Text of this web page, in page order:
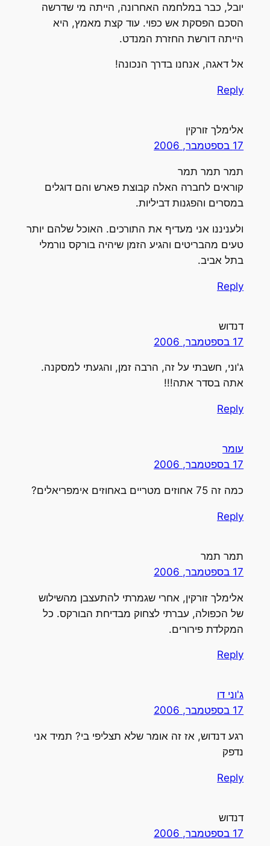
יובל, כבר במלחמה האחרונה, הייתה מי שדרשה
הסכם הפסקת אש כפוי. עוד קצת מאמץ, היא
הייתה דורשת החזרת המנדט.
אל דאגה, אנחנו בדרך הנכונה!
Reply
אלימלך זורקין
17 בספטמבר, 2006
תמר תמר תמר
קוראים לחברה האלה קבוצת פארש והם דוגלים
במסרים והפגנות דביליות.
ולעניננו אני מעדיף את התורכים. האוכל שלהם יותר
טעים מהבריטים והגיע הזמן שיהיה בורקס נורמלי
בתל אביב.
Reply
דנדוש
17 בספטמבר, 2006
ג'וני, חשבתי על זה, הרבה זמן, והגעתי למסקנה.
אתה בסדר אתה!!!
Reply
עומר
17 בספטמבר, 2006
כמה זה 75 אחוזים מטריים באחוזים אימפריאלים?
Reply
תמר תמר
17 בספטמבר, 2006
אלימלך זורקין, אחרי שגמרתי להתעצבן מהשילוש
של הכפולה, עברתי לצחוק מבדיחת הבורקס. כל
המקלדת פירורים.
Reply
ג'וני דו
17 בספטמבר, 2006
רגע דנדוש, אז זה אומר שלא תצליפי בי? תמיד אני
נדפק
Reply
דנדוש
17 בספטמבר, 2006